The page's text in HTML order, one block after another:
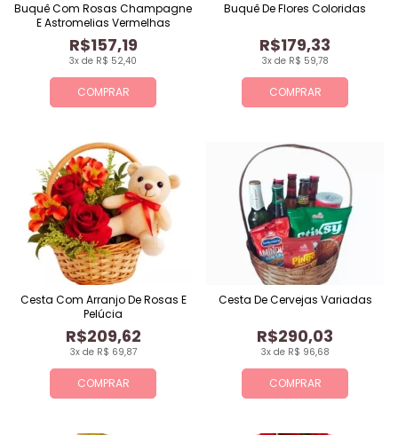
COMPRAR
3x de R$ 52,40
R$157,19
Buquê Com Rosas Champagne
E Astromelias Vermelhas
COMPRAR
3x de R$ 59,78
R$179,33
Buquê De Flores Coloridas
COMPRAR
3x de R$ 69,87
R$209,62
Cesta Com Arranjo De Rosas E
Pelúcia
COMPRAR
3x de R$ 96,68
R$290,03
Cesta De Cervejas Variadas